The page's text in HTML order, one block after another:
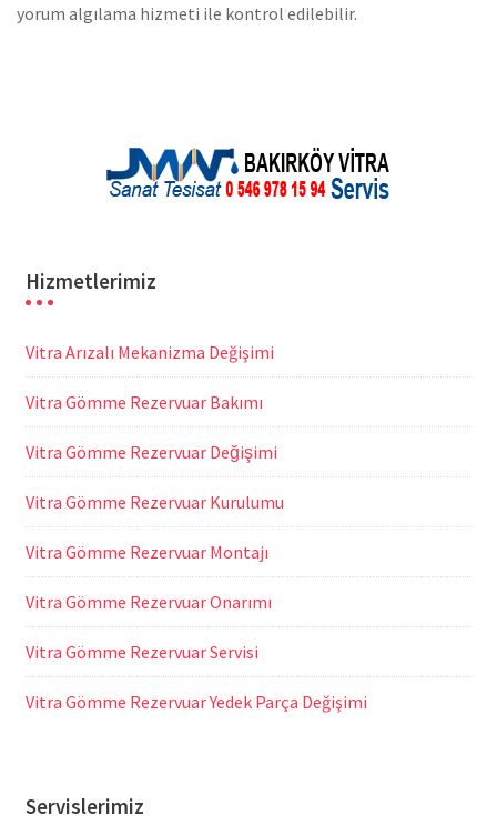
yorum algılama hizmeti ile kontrol edilebilir.
Hizmetlerimiz
Vitra Arızalı Mekanizma Değişimi
Vitra Gömme Rezervuar Bakımı
Vitra Gömme Rezervuar Değişimi
Vitra Gömme Rezervuar Kurulumu
Vitra Gömme Rezervuar Montajı
Vitra Gömme Rezervuar Onarımı
Vitra Gömme Rezervuar Servisi
Vitra Gömme Rezervuar Yedek Parça Değişimi
Servislerimiz